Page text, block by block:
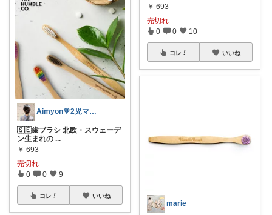
Aimyon🍭2児ママ🎀
🇸🇪歯ブラシ 北欧・スウェーデ
ン生まれの ...
￥ 693
売切れ
0 0 9
コレ いいね
￥ 693
売切れ
0 0 10
コレ いいね
marie